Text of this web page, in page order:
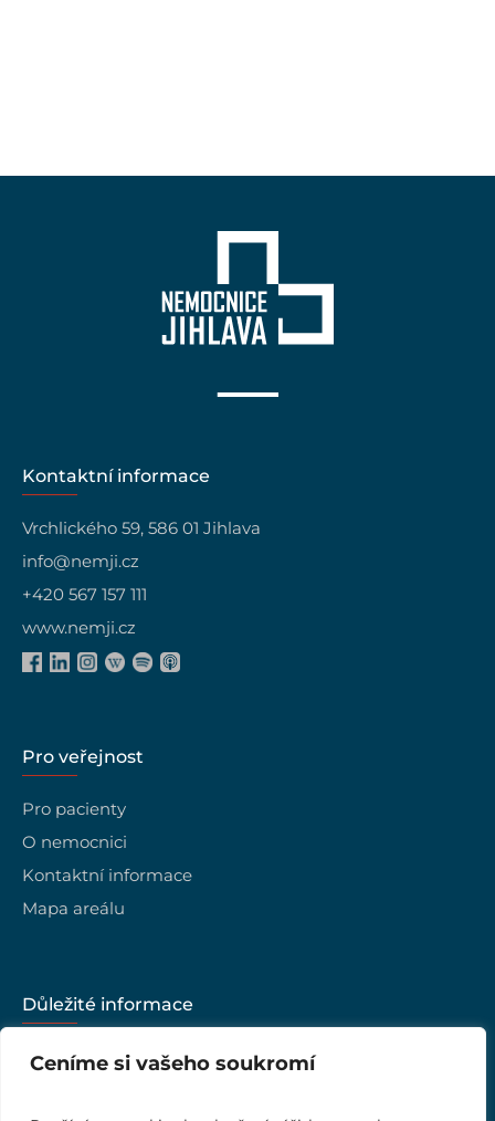
Ceníme si vašeho soukromí
Kontaktní informace
Vrchlického 59, 586 01 Jihlava
info@nemji.cz
+420 567 157 111
www.nemji.cz
Pro veřejnost
Pro pacienty
O nemocnici
Kontaktní informace
Mapa areálu
Důležité informace
Kariéra